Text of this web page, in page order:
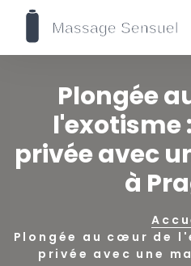
Plongée
l'exotisme
privée avec
à
Plongée au cœur de
privée avec une